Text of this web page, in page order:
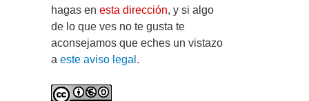
hagas en esta dirección, y si algo
de lo que ves no te gusta te
aconsejamos que eches un vistazo
a este aviso legal .